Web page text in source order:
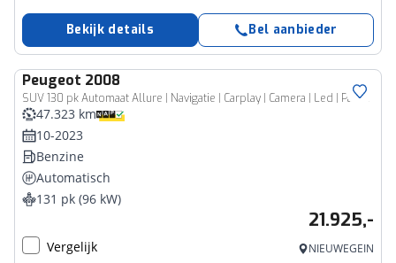
Bekijk details Bel aanbieder
Peugeot 2008
SUV 130 pk Automaat Allure | Navigatie | Carplay | Camera | Led | Parkeersensoren
47.323 km
10-2023
Benzine
Automatisch
131 pk (96 kW)
21.925,-
Vergelijk NIEUWEGEIN